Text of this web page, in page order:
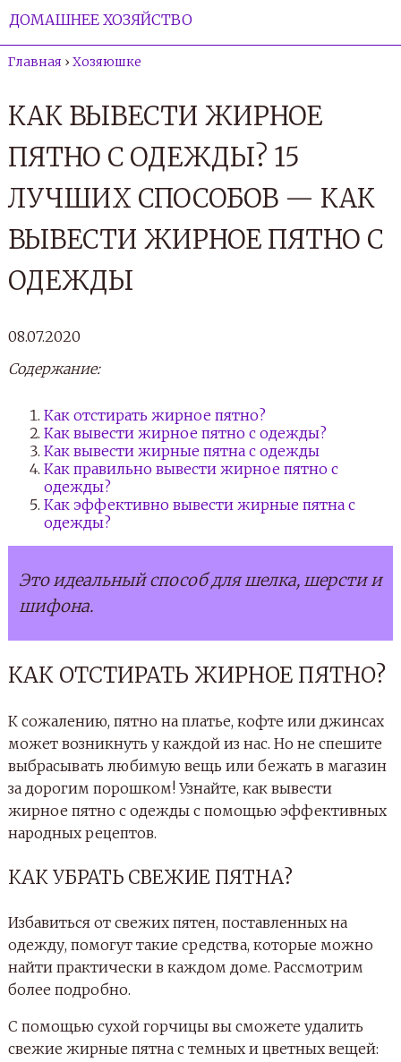
ДОМАШНЕЕ ХОЗЯЙСТВО
Главная › Хозяюшке
КАК ВЫВЕСТИ ЖИРНОЕ
ПЯТНО С ОДЕЖДЫ? 15
ЛУЧШИХ СПОСОБОВ — КАК
ВЫВЕСТИ ЖИРНОЕ ПЯТНО С
ОДЕЖДЫ
08.07.2020
Содержание:
Как отстирать жирное пятно?
Как вывести жирное пятно с одежды?
Как вывести жирные пятна с одежды
Как правильно вывести жирное пятно с
одежды?
Как эффективно вывести жирные пятна с
одежды?
Это идеальный способ для шелка, шерсти и
шифона.
КАК ОТСТИРАТЬ ЖИРНОЕ ПЯТНО?
К сожалению, пятно на платье, кофте или джинсах
может возникнуть у каждой из нас. Но не спешите
выбрасывать любимую вещь или бежать в магазин
за дорогим порошком! Узнайте, как вывести
жирное пятно с одежды с помощью эффективных
народных рецептов.
КАК УБРАТЬ СВЕЖИЕ ПЯТНА?
Избавиться от свежих пятен, поставленных на
одежду, помогут такие средства, которые можно
найти практически в каждом доме. Рассмотрим
более подробно.
С помощью сухой горчицы вы сможете удалить
свежие жирные пятна с темных и цветных вещей: